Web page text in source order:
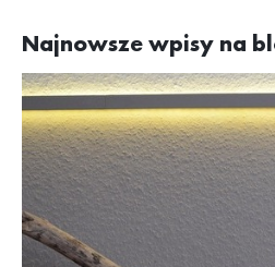
CZYM SIĘ
PROFIL LED
WYGLĄDA
Profil LED wpuszczany najczęściej licuje z
tworząc z nią niejako integralną całość.
czemu ułatwiają montaż i nie naruszają
Najnowsze wpisy na